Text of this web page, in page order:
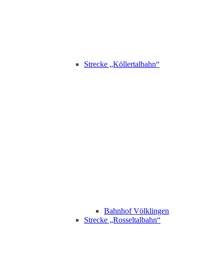
Strecke „Köllertalbahn“
Bahnhof Völklingen
Strecke „Rosseltalbahn“